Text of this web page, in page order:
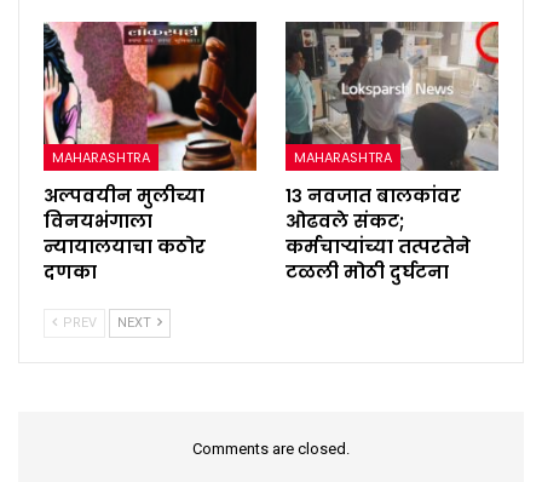
MAHARASHTRA
अल्पवयीन मुलीच्या
विनयभंगाला
न्यायालयाचा कठोर
दणका
MAHARASHTRA
१३ नवजात बालकांवर
ओढवले संकट;
कर्मचाऱ्यांच्या तत्परतेने
टळली मोठी दुर्घटना
PREV NEXT
Comments are closed.